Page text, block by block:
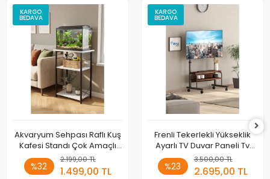
KARGO
BEDAVA
Akvaryum Sehpası Raflı Kuş
Kafesi Standı Çok Amaçlı
Metal Ayaklı Dekoratif Raf
%32
2.199,00 TL
1.499,00 TL
KARGO
BEDAVA
Frenli Tekerlekli Yükseklik
Ayarlı TV Duvar Paneli Tv
Standı Konsol Hareketli
Televizyon Ünitesi
%23
3.500,00 TL
2.695,00 TL